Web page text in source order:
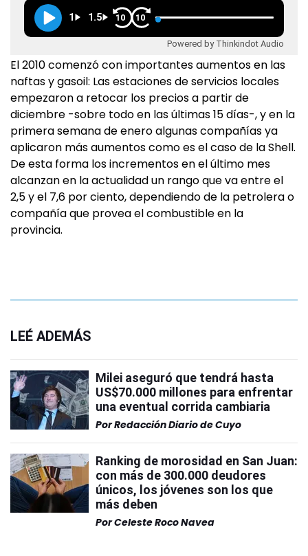
1 1.5 10 10
Powered by Thinkindot Audio
El 2010 comenzó con importantes aumentos en las
naftas y gasoil: Las estaciones de servicios locales
empezaron a retocar los precios a partir de
diciembre -sobre todo en las últimas 15 días-, y en la
primera semana de enero algunas compañías ya
aplicaron más aumentos como es el caso de la Shell.
De esta forma los incrementos en el último mes
alcanzan en la actualidad un rango que va entre el
2,5 y el 7,6 por ciento, dependiendo de la petrolera o
compañía que provea el combustible en la
provincia.
LEÉ ADEMÁS
Milei aseguró que tendrá hasta
US$70.000 millones para enfrentar
una eventual corrida cambiaria
PorRedacción Diario de Cuyo
Ranking de morosidad en San Juan:
con más de 300.000 deudores
únicos, los jóvenes son los que
más deben
PorCeleste Roco Navea